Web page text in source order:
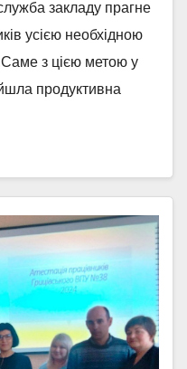
закладу прагне
усією необхідною
з цією метою у
продуктивна